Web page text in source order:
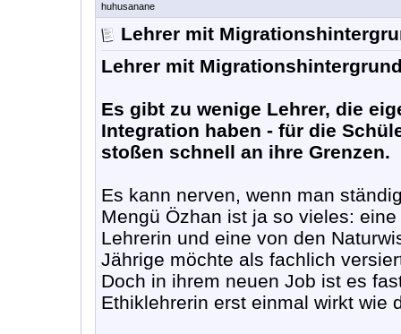
huhusanane
Lehrer mit
Lehrer mit
Es gibt zu wenige Lehrer, die
Integration haben - für die
stoßen schnell an ihre Grenzen.
Es kann nerven, wenn man
Mengü Özhan ist ja so vieles:
Lehrerin und eine von den
Jährige möchte als fachlich
Doch in ihrem neuen Job ist es
Ethiklehrerin erst einmal wirkt wie